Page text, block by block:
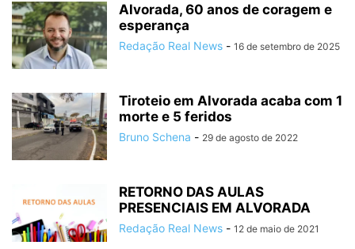
Alvorada, 60 anos de coragem e
esperança
Redação Real News - 16 de setembro de 2025
Tiroteio em Alvorada acaba com 1
morte e 5 feridos
Bruno Schena - 29 de agosto de 2022
RETORNO DAS AULAS
PRESENCIAIS EM ALVORADA
Redação Real News - 12 de maio de 2021